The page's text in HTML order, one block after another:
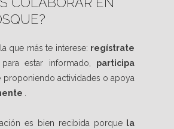
que más te interese: regístrate
para estar informado, participa
proponiendo actividades o apoya
es bien recibida porque la